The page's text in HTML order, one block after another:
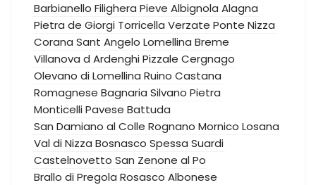
Barbianello Filighera Pieve Albignola Alagna
Pietra de Giorgi Torricella Verzate Ponte Nizza
Corana Sant Angelo Lomellina Breme
Villanova d ArdenghiPizzale Cergnago
Olevano di Lomellina Ruino Castana
Romagnese Bagnaria Silvano Pietra
Monticelli Pavese Battuda
San Damiano al Colle Rognano Mornico Losana
Val di Nizza Bosnasco Spessa Suardi
Castelnovetto San Zenone al Po
Brallo di Pregola Rosasco Albonese